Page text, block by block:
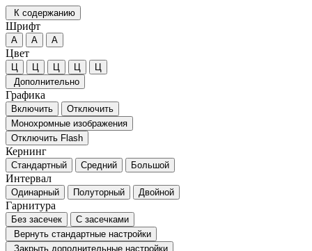
К содержанию
Шрифт
А А А
Цвет
Ц Ц Ц Ц
Ц
Дополнительно
Графика
Включить
Отключить
Монохромные изображения
Отключить Flash
Кернинг
Стандартный Средний Большой
Интервал
Одинарный Полуторный Двойной
Гарнитура
Без засечек
С засечками
Вернуть стандартные настройки
Закрыть дополнительные настройки